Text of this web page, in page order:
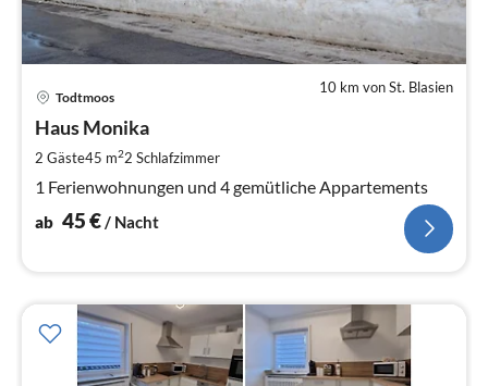
10 km von St. Blasien
Todtmoos
Haus Monika
2 Gäste45 m22 Schlafzimmer
1 Ferienwohnungen und 4 gemütliche Appartements
ab 45€/ Nacht